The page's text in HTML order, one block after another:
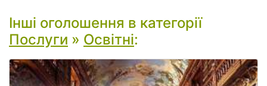
Інші оголошення в категорії
Послуги » Освітні: